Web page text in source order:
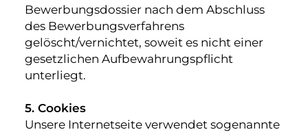
Bewerbungsdossier nach dem Abschluss
des Bewerbungsverfahrens
gelöscht/vernichtet, soweit es nicht einer
gesetzlichen Aufbewahrungspflicht
unterliegt.
5. Cookies
Unsere Internetseite verwendet sogenannte